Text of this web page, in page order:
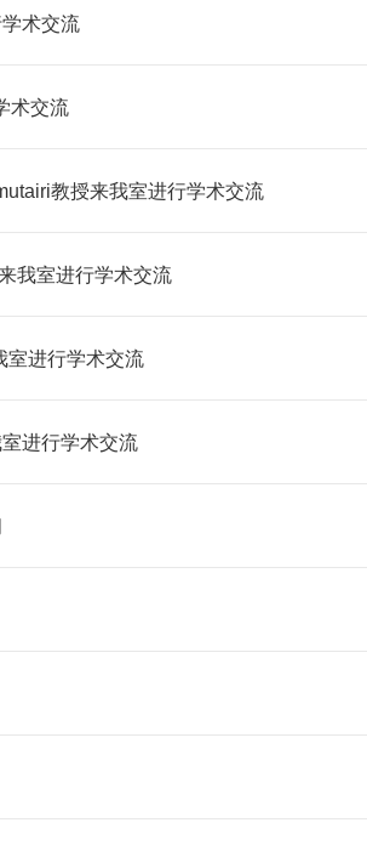
术交流
术交流
教授来我室进行学术交流
我室进行学术交流
室进行学术交流
进行学术交流